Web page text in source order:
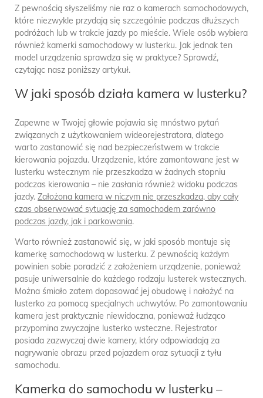
Z pewnością słyszeliśmy nie raz o kamerach samochodowych,
które niezwykle przydają się szczególnie podczas dłuższych
podróżach lub w trakcie jazdy po mieście. Wiele osób wybiera
również kamerki samochodowy w lusterku. Jak jednak ten
model urządzenia sprawdza się w praktyce? Sprawdź,
czytając nasz poniższy artykuł.
W jaki sposób działa kamera w lusterku?
Zapewne w Twojej głowie pojawia się mnóstwo pytań
związanych z użytkowaniem wideorejestratora, dlatego
warto zastanowić się nad bezpieczeństwem w trakcie
kierowania pojazdu. Urządzenie, które zamontowane jest w
lusterku wstecznym nie przeszkadza w żadnych stopniu
podczas kierowania – nie zasłania również widoku podczas
jazdy. Założona kamera w niczym nie przeszkadza, aby cały
czas obserwować sytuację za samochodem zarówno
podczas jazdy, jak i parkowania.
Warto również zastanowić się, w jaki sposób montuje się
kamerkę samochodową w lusterku. Z pewnością każdym
powinien sobie poradzić z założeniem urządzenie, ponieważ
pasuje uniwersalnie do każdego rodzaju lusterek wstecznych.
Można śmiało zatem dopasować jej obudowę i nałożyć na
lusterko za pomocą specjalnych uchwytów. Po zamontowaniu
kamera jest praktycznie niewidoczna, ponieważ łudząco
przypomina zwyczajne lusterko wsteczne. Rejestrator
posiada zazwyczaj dwie kamery, który odpowiadają za
nagrywanie obrazu przed pojazdem oraz sytuacji z tyłu
samochodu.
Kamerka do samochodu w lusterku –